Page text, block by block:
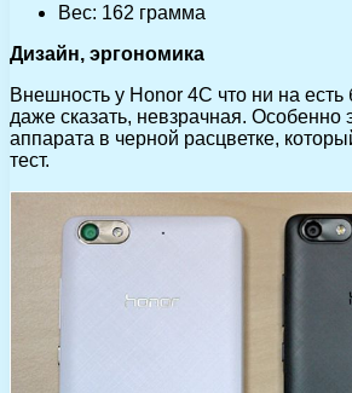
Вес: 162 грамма
Дизайн, эргономика
Внешность у Honor 4C что ни на
даже сказать, невзрачная. Особенно
аппарата в черной расцветке,
тест.